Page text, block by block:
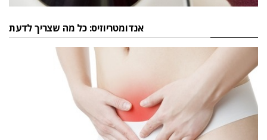
אנדומטריוזיס: כל מה שצריך לדעת